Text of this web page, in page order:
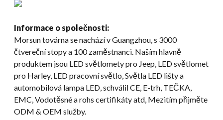
Informace o společnosti:
Morsun továrna se nachází v Guangzhou, s 3000
čtvereční stopy a 100 zaměstnanci. Naším hlavně
produktem jsou LED světlomety pro Jeep, LED světlomet
pro Harley, LED pracovní světlo, Světla LED lišty a
automobilová lampa LED, schválil CE, E-trh, TEČKA,
EMC, Vodotěsné a rohs certifikáty atd, Mezitím přijměte
ODM & OEM služby.